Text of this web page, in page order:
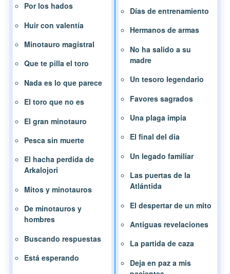
Por los hados
Huir con valentía
Minotauro magistral
Que te pilla el toro
Nada es lo que parece
El toro que no es
El gran minotauro
Pesca sin muerte
El hacha perdida de
Arkalojori
Mitos y minotauros
De minotauros y
hombres
Buscando respuestas
Está esperando
Días de entrenamiento
Hermanos de armas
No ha salido a su
madre
Un tesoro legendario
Favores sagrados
Una plaga impía
El final del día
Un legado familiar
Las puertas de la
Atlántida
El despertar de un mito
Antiguas revelaciones
La partida de caza
Deja en paz a mis